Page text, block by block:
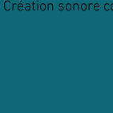
Création sonore